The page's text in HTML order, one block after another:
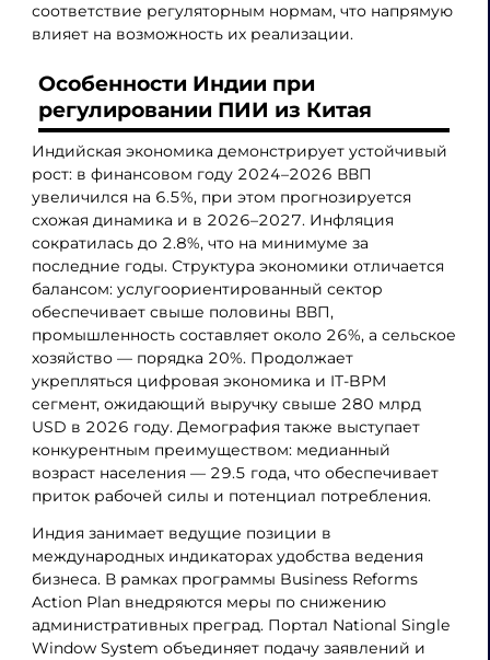
соответствие регуляторным нормам, что напрямую
влияет на возможность их реализации.
Особенности Индии при
регулировании ПИИ из Китая
Индийская экономика демонстрирует устойчивый
рост: в финансовом году 2024–2026 ВВП
увеличился на 6.5%, при этом прогнозируется
схожая динамика и в 2026–2027. Инфляция
сократилась до 2.8%, что на минимуме за
последние годы. Структура экономики отличается
балансом: услугоориентированный сектор
обеспечивает свыше половины ВВП,
промышленность составляет около 26%, а сельское
хозяйство — порядка 20%. Продолжает
укрепляться цифровая экономика и IT-BPM
сегмент, ожидающий выручку свыше 280 млрд
USD в 2026 году. Демография также выступает
конкурентным преимуществом: медианный
возраст населения — 29.5 года, что обеспечивает
приток рабочей силы и потенциал потребления.
Индия занимает ведущие позиции в
международных индикаторах удобства ведения
бизнеса. В рамках программы Business Reforms
Action Plan внедряются меры по снижению
административных преград. Портал National Single
Window System объединяет подачу заявлений и